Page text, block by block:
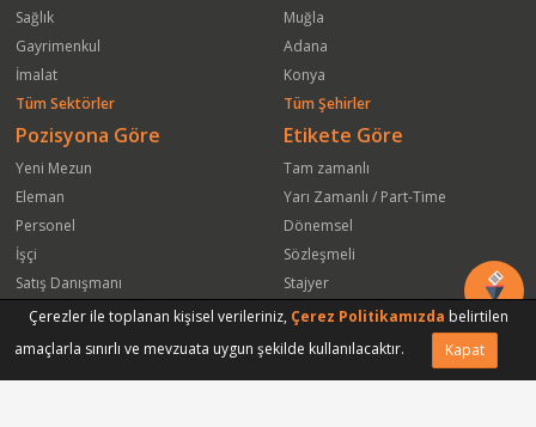
Sağlık
Gayrimenkul
İmalat
Tüm Sektörler
Muğla
Adana
Konya
Tüm Şehirler
Pozisyona Göre
Yeni Mezun
Eleman
Personel
İşçi
Satış Danışmanı
Öğrenci
Satış Elemanı
Etikete Göre
Tam zamanlı
Yarı Zamanlı / Part-Time
Dönemsel
Sözleşmeli
Stajyer
Freelance
Yeni Mezun
Çerezler ile toplanan kişisel verileriniz, Çerez Politikamızda belirtilen
amaçlarla sınırlı ve mevzuata uygun şekilde kullanılacaktır.
Kapat